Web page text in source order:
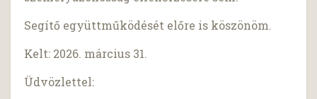
Segítő együttműködését előre is köszönöm.
Kelt: 2026. március 31.
Üdvözlettel: